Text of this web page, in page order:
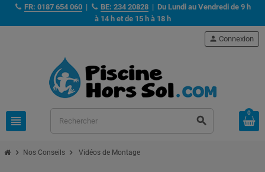
FR: 0187 654 060| BE: 234 20828| Du Lundi au Vendredi de 9 h
à 14 h et de 15 h à 18 h
view_headline search
person Connexion
0
chevron_right Nos Conseils chevron_right Vidéos de Montage